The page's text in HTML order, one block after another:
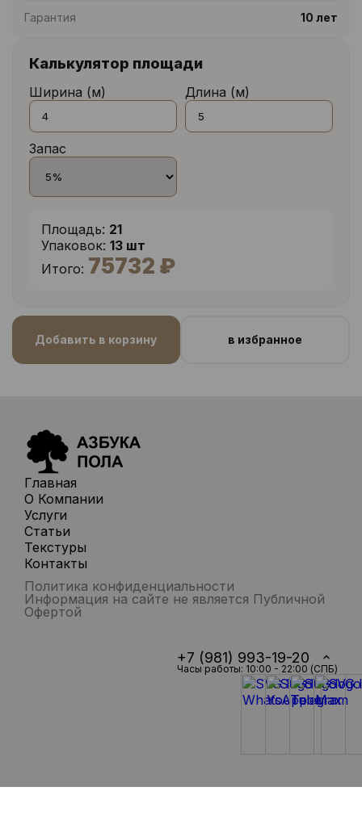
Гарантия 10 лет
Калькулятор площади
Ширина (м) Длина (м)
Запас
Площадь: 21
Упаковок: 13 шт
Итого: 75732 ₽
Добавить в корзину в избранное
Главная
О Компании
Услуги
Статьи
Текстуры
Контакты
Политика конфиденциальности
Информация на сайте не является Публичной
Офертой
+7 (981) 993-19-20
Часы работы: 10:00 - 22:00 (СПБ)